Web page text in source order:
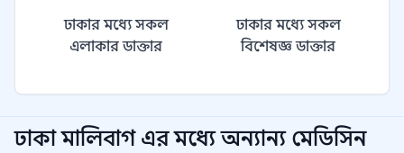
ঢাকার মধ্যে সকল
এলাকার ডাক্তার
ঢাকার মধ্যে সকল
বিশেষজ্ঞ ডাক্তার
ঢাকা মালিবাগ এর মধ্যে অন্যান্য মেডিসিন